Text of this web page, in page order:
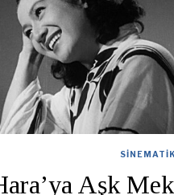
Aşk